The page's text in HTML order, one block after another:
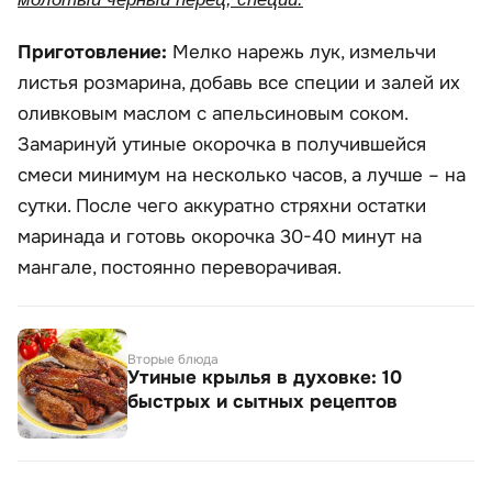
Приготовление: Мелко нарежь лук, измельчи
листья розмарина, добавь все специи и залей их
оливковым маслом с апельсиновым соком.
Замаринуй утиные окорочка в получившейся
смеси минимум на несколько часов, а лучше – на
сутки. После чего аккуратно стряхни остатки
маринада и готовь окорочка 30-40 минут на
мангале, постоянно переворачивая.
Вторые блюда
Утиные крылья в духовке: 10
быстрых и сытных рецептов